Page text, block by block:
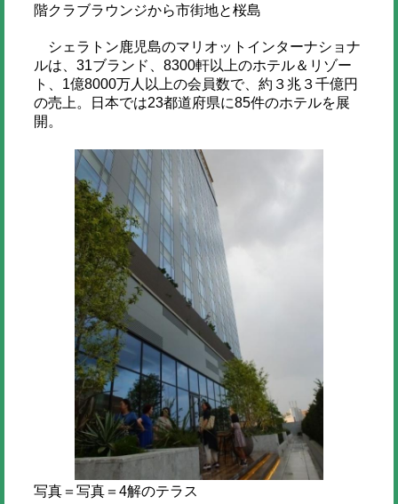
階クラブラウンジから市街地と桜島
シェラトン鹿児島のマリオットインターナショナ
ルは、31ブランド、8300軒以上のホテル＆リゾー
ト、1億8000万人以上の会員数で、約３兆３千億円
の売上。日本では23都道府県に85件のホテルを展
開。
写真＝写真＝4解のテラス